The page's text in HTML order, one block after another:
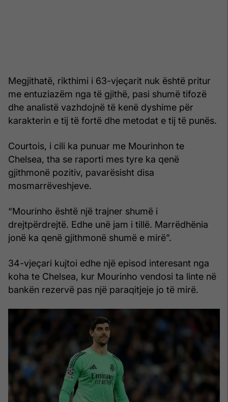
Megjithatë, rikthimi i 63-vjeçarit nuk është pritur
me entuziazëm nga të gjithë, pasi shumë tifozë
dhe analistë vazhdojnë të kenë dyshime për
karakterin e tij të fortë dhe metodat e tij të punës.
Courtois, i cili ka punuar me Mourinhon te
Chelsea, tha se raporti mes tyre ka qenë
gjithmonë pozitiv, pavarësisht disa
mosmarrëveshjeve.
“Mourinho është një trajner shumë i
drejtpërdrejtë. Edhe unë jam i tillë. Marrëdhënia
jonë ka qenë gjithmonë shumë e mirë”.
34-vjeçari kujtoi edhe një episod interesant nga
koha te Chelsea, kur Mourinho vendosi ta linte në
bankën rezervë pas një paraqitjeje jo të mirë.